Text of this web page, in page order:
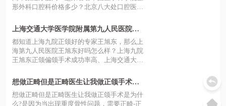
形外科口腔科价格多少？北京八大处口腔医
上海交通大学医学院附属第九人民医院王
旭东好吗怎么样?正颌技术好含价格表
都知道上海九院正颌好的专家王旭东，那么上
海第九人民医院王旭东好吗怎么样？上海九院
王旭东正颌偏颌手术成功率高、上海交通大
想做正畸但是正畸医生让我做正颌手术这
是为什么?看正颌和正畸的区别
想做正畸但是正畸医生让我做正颌手术是为什
么?是因为当出现重度骨性问题，需要正畸-正